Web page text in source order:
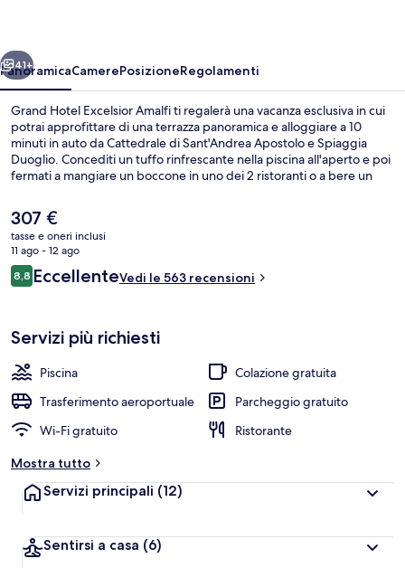
Avanti
41+
PanoramicaCamerePosizioneRegolamenti
Grand Hotel Excelsior Amalfi ti regalerà una vacanza esclusiva in cui
potrai approfittare di una terrazza panoramica e alloggiare a 10
minuti in auto da Cattedrale di Sant'Andrea Apostolo e Spiaggia
Duoglio. Concediti un tuffo rinfrescante nella piscina all'aperto e poi
fermati a mangiare un boccone in uno dei 2 ristoranti o a bere un
un bar sulla spiaggia, uno snack bar e una navetta per la spiaggia. Il
personale gentile e le condizioni generali sono caratteristiche molto
apprezzate dai viaggiatori.
Il
prezzo
attuale
è
307 €
307 €
tasse e oneri inclusi
11 ago - 12 ago
Recensioni
8,88,8 su 10
EccellenteVedi le 563 recensioni
Servizi più richiesti
Piscina
Colazione gratuita
Trasferimento aeroportuale
Parcheggio gratuito
Wi-Fi gratuito
Ristorante
Mostra tutto
Servizi principali (12)
Sentirsi a casa (6)